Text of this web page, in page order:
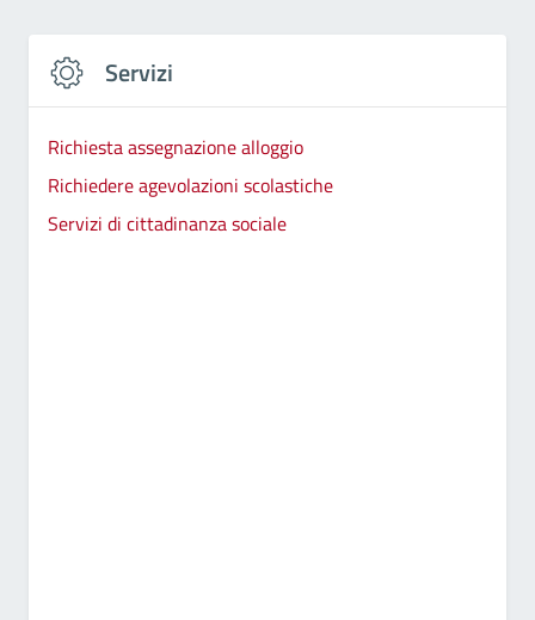
Servizi
Richiesta assegnazione alloggio
Richiedere agevolazioni scolastiche
Servizi di cittadinanza sociale